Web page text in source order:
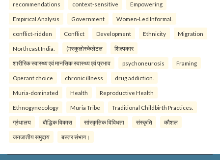
recommendations context-sensitive Empowering
Empirical Analysis Government Women-Led Informal.
conflict-ridden Conflict Development Ethnicity Migration
Northeast India. (मस्कुलोस्केलेटल शिल्पकार
शारीरिक स्वास्थ्य एवं मानसिक स्वास्थ्य एवं प्रभाव psychoneurosis Framing
Operant choice chronic illness drug addiction.
Muria-dominated Health Reproductive Health
Ethnogynecology Muria Tribe Traditional Childbirth Practices.
ग्रंथालय बौद्धिक विकास सांस्कृतिक विविधता संस्कृति कौशल
जनजातीय समुदाय बस्तर संभाग।